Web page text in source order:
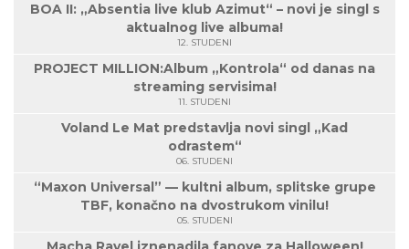
BOA II: „Absentia live klub Azimut“ – novi je singl s
aktualnog live albuma!
12. STUDENI
PROJECT MILLION:Album „Kontrola“ od danas na
streaming servisima!
11. STUDENI
Voland Le Mat predstavlja novi singl „Kad
odrastem“
06. STUDENI
“Maxon Universal” — kultni album, splitske grupe
TBF, konačno na dvostrukom vinilu!
05. STUDENI